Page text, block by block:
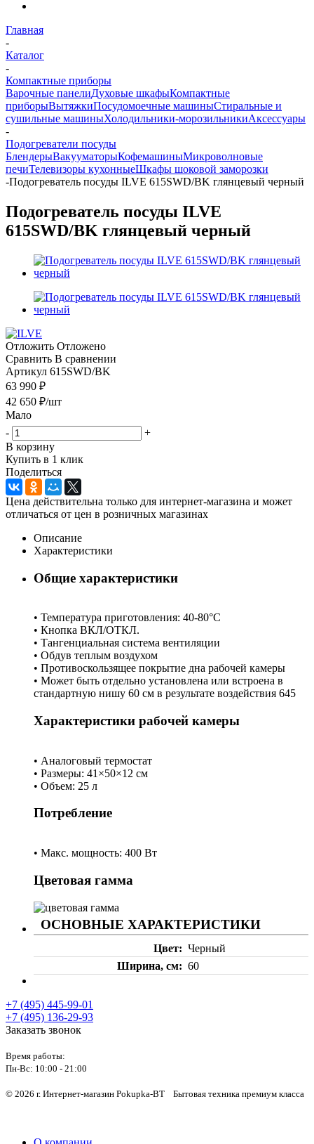
Главная
-
Каталог
-
Компактные приборы
Варочные панелиДуховые шкафыКомпактные
приборыВытяжкиПосудомоечные машиныСтиральные и
сушильные машиныХолодильники-морозильникиАксессуары
-
Подогреватели посуды
БлендерыВакууматорыКофемашиныМикроволновые
печиТелевизоры кухонныеШкафы шоковой заморозки
-Подогреватель посуды ILVE 615SWD/BK глянцевый черный
Подогреватель посуды ILVE
615SWD/BK глянцевый черный
Отложить Отложено
Сравнить В сравнении
Артикул 615SWD/BK
63 990 ₽
42 650 ₽/шт
Мало
-
+
В корзину
Купить в 1 клик
Поделиться
Цена действительна только для интернет-магазина и может
отличаться от цен в розничных магазинах
Описание
Характеристики
Общие характеристики
• Температура приготовления: 40-80°C
• Кнопка ВКЛ/ОТКЛ.
• Тангенциальная система вентиляции
• Обдув теплым воздухом
• Противоскользящее покрытие дна рабочей камеры
• Может быть отдельно установлена ​​или встроена в
стандартную нишу 60 см в результате воздействия 645
Характеристики рабочей камеры
• Аналоговый термостат
• Размеры: 41×50×12 см
• Объем: 25 л
Потребление
• Макс. мощность: 400 Вт
Цветовая гамма
ОСНОВНЫЕ ХАРАКТЕРИСТИКИ
Цвет
Черный
Ширина, см
60
+7 (495) 445-99-01
+7 (495) 136-29-93
Заказать звонок
Время работы:
Пн-Вс: 10:00 - 21:00
© 2026 г. Интернет-магазин Pokupka-BT Бытовая техника премиум класса